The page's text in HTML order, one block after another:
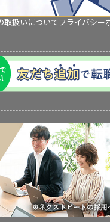
取扱いについてプライバシー